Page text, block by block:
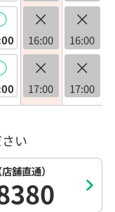
×
16:00
×
17:00
×
16:00
×
17:00
い
舗直通）